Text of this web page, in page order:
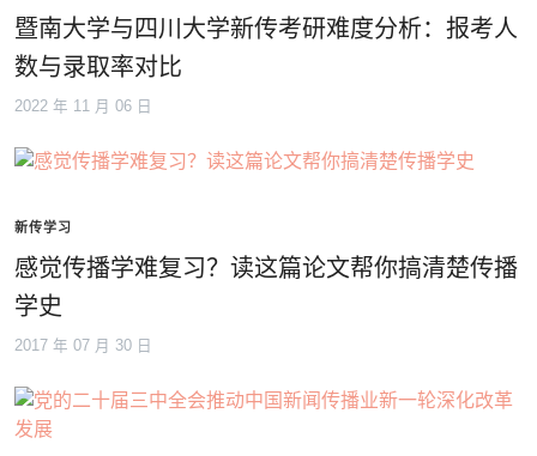
暨南大学与四川大学新传考研难度分析：报考人
数与录取率对比
2022 年 11 月 06 日
新传学习
感觉传播学难复习？读这篇论文帮你搞清楚传播
学史
2017 年 07 月 30 日